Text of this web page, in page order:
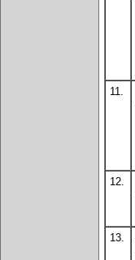
11.
12.
13.